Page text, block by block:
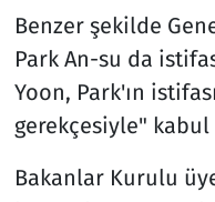
Benzer şekilde
Park An-su da
Yoon, Park'ın
gerekçesiyle"
Bakanlar Kurulu